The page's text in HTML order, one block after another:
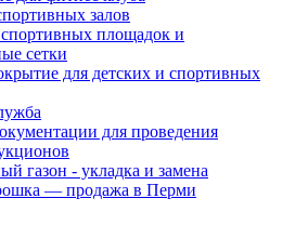
залов
площадок и
сетки
для детских и спортивных
для проведения
газон - укладка и замена
— продажа в Перми